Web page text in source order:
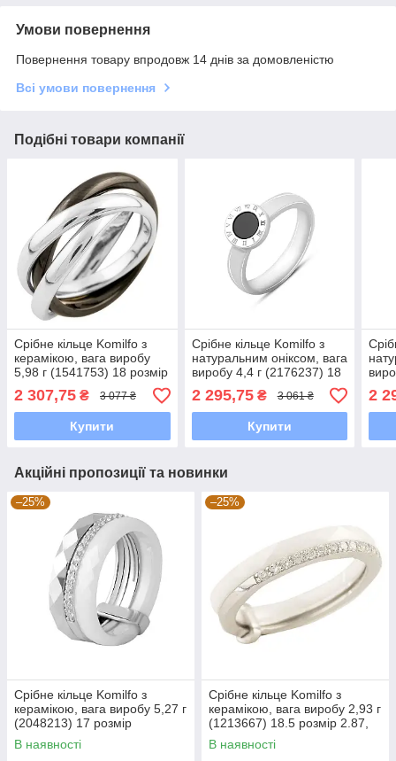
Умови повернення
Повернення товару впродовж 14 днів за домовленістю
Всі умови повернення
Подібні товари компанії
Срібне кільце Komilfo з
керамікою, вага виробу
5,98 г (1541753) 18 розмір
5.64, 16.5
2 307,75 ₴ 3 077 ₴
Купити
Срібне кільце Komilfo з
натуральним оніксом, вага
виробу 4,4 г (2176237) 18
розмір
2 295,75₴ 3 061 ₴
Купити
2
Акційні пропозиції та новинки
–25%
Срібне кільце Komilfo з
керамікою, вага виробу 5,27 г
(2048213) 17 розмір
В наявності
–25%
Срібне кільце Komilfo з
керамікою, вага виробу 2,93 г
(1213667) 18.5 розмір 2.87,
17"
В наявності